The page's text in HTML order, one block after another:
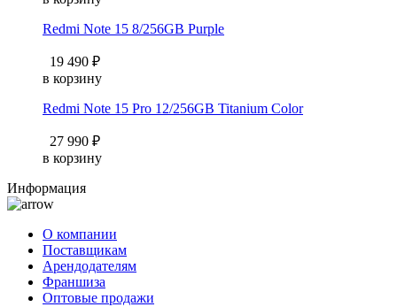
Redmi Note 15 8/256GB Purple
19 490 ₽
в корзину
Redmi Note 15 Pro 12/256GB Titanium Color
27 990 ₽
в корзину
Информация
О компании
Поставщикам
Арендодателям
Франшиза
Оптовые продажи